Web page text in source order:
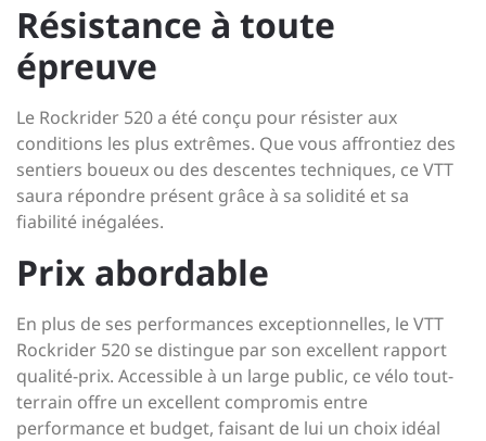
Résistance à toute
épreuve
Le Rockrider 520 a été conçu pour résister aux
conditions les plus extrêmes. Que vous affrontiez des
sentiers boueux ou des descentes techniques, ce VTT
saura répondre présent grâce à sa solidité et sa
fiabilité inégalées.
Prix abordable
En plus de ses performances exceptionnelles, le VTT
Rockrider 520 se distingue par son excellent rapport
qualité-prix. Accessible à un large public, ce vélo tout-
terrain offre un excellent compromis entre
performance et budget, faisant de lui un choix idéal